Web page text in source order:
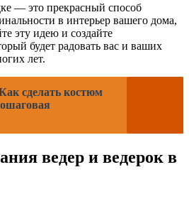
— это прекрасный способ
в интерьер вашего дома,
эту идею и создайте
будет радовать вас и ваших
лет.
сделать костюм
ведер и ведерок в